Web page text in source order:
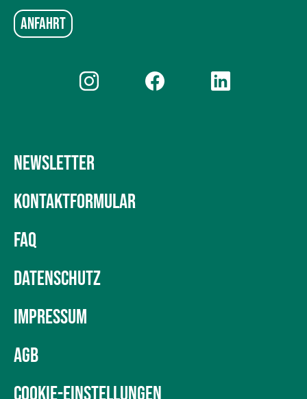
Anfahrt
NEWSLETTER
KONTAKTFORMULAR
FAQ
DATENSCHUTZ
IMPRESSUM
AGB